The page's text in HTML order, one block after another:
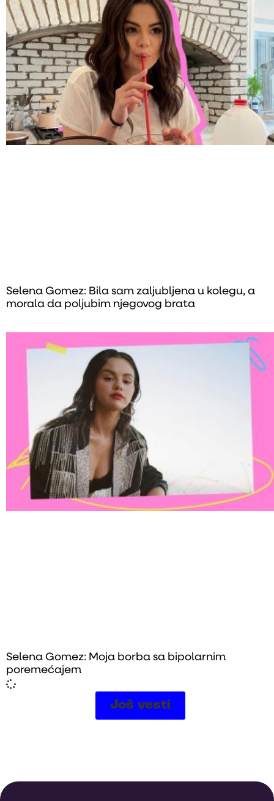
Selena Gomez: Bila sam zaljubljena u kolegu, a
morala da poljubim njegovog brata
Selena Gomez: Moja borba sa bipolarnim
poremećajem
Još vesti